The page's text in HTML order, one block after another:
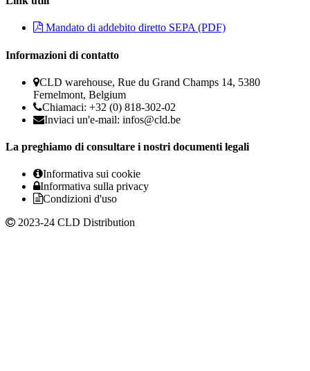
Mandato di addebito diretto SEPA (PDF)
Informazioni di contatto
CLD warehouse, Rue du Grand Champs 14, 5380
Fernelmont, Belgium
Chiamaci: +32 (0) 818-302-02
Inviaci un'e-mail: infos@cld.be
La preghiamo di consultare i nostri documenti legali
Informativa sui cookie
Informativa sulla privacy
Condizioni d'uso
2023-24 CLD Distribution